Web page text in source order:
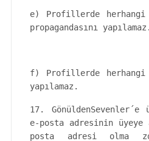
e) Profillerde
propagandasını yapılamaz.
f) Profillerde
yapılamaz.
17.
e-posta adresinin
posta adresi olma